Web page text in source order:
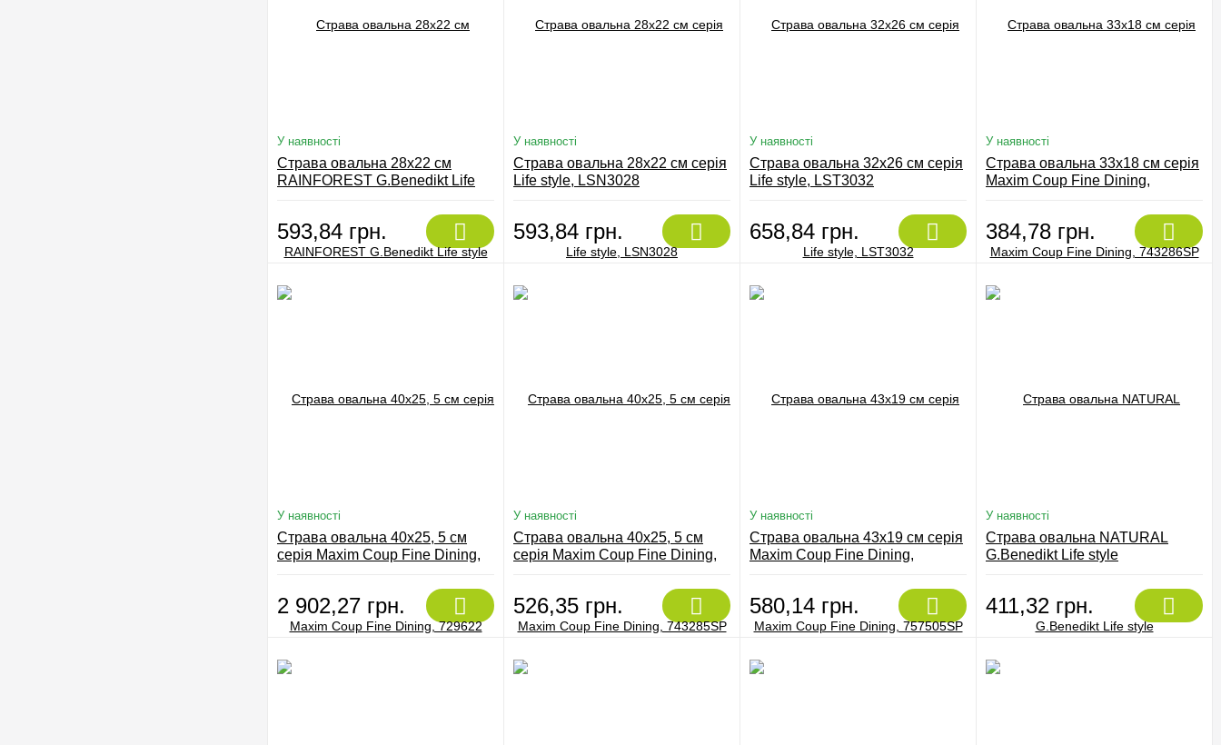
У наявності
Страва овальна 28x22 см
RAINFOREST G.Benedikt Life
593,84 грн.
У наявності
Страва овальна 28x22 см серія
Life style, LSN3028
593,84 грн.
У наявності
Страва овальна 32х26 см серія
Life style, LST3032
658,84 грн.
У наявності
Страва овальна 33х18 см серія
Maxim Coup Fine Dining,
384,78 грн.
У наявності
Страва овальна 40x25, 5 см
серія Maxim Coup Fine Dining,
2 902,27 грн.
У наявності
Страва овальна 40х25, 5 см
серія Maxim Coup Fine Dining,
526,35 грн.
У наявності
Страва овальна 43х19 см серія
Maxim Coup Fine Dining,
580,14 грн.
У наявності
Страва овальна NATURAL
G.Benedikt Life style
411,32 грн.